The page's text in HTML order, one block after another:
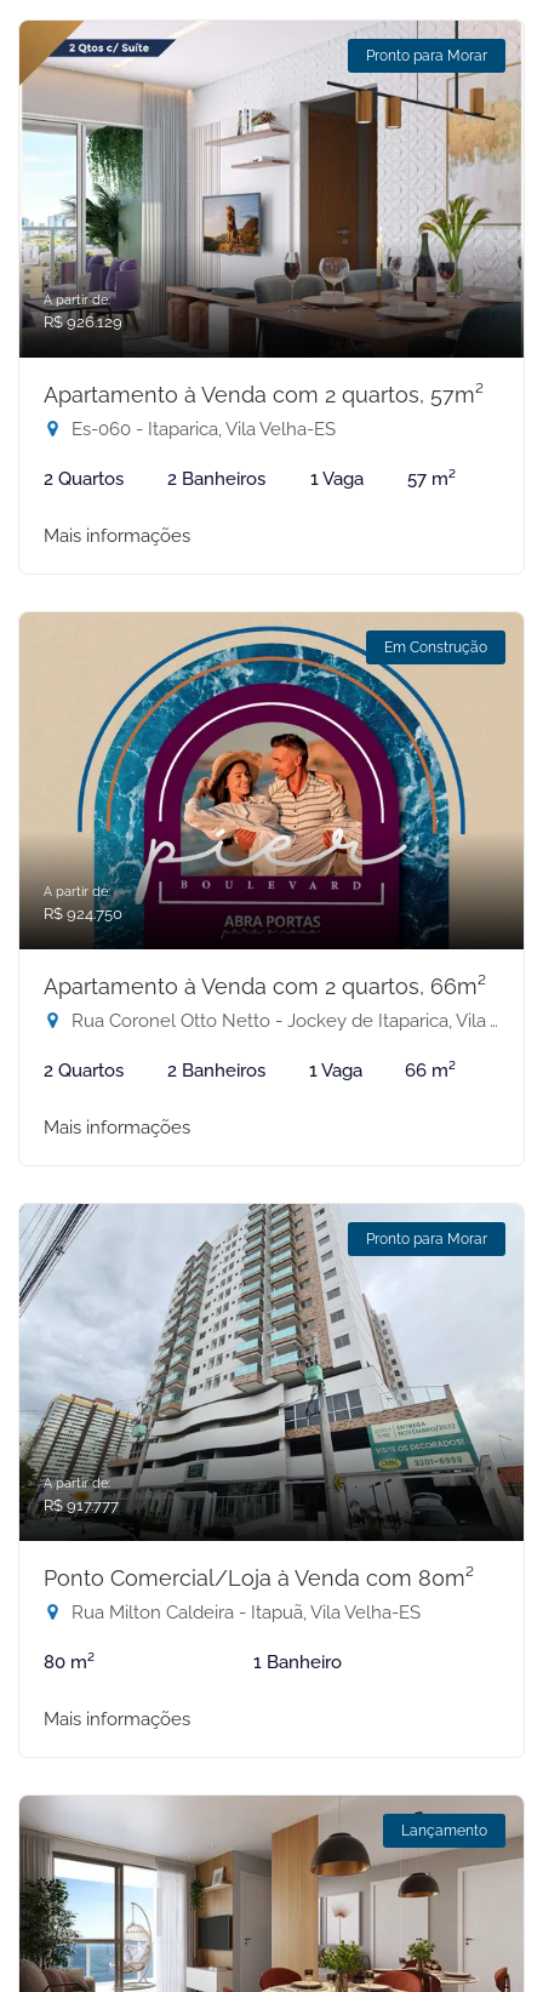
Pronto para Morar
A partir de:
R$ 926.129
Apartamento à Venda com 2 quartos, 57m²
Es-060 - Itaparica, Vila Velha-ES
2 Quartos 2 Banheiros 1 Vaga 57 m²
Mais informações
Em Construção
A partir de:
R$ 924.750
Apartamento à Venda com 2 quartos, 66m²
Rua Coronel Otto Netto - Jockey de Itaparica, Vila Velha-ES
2 Quartos 2 Banheiros 1 Vaga 66 m²
Mais informações
Pronto para Morar
A partir de:
R$ 917.777
Ponto Comercial/Loja à Venda com 80m²
Rua Milton Caldeira - Itapuã, Vila Velha-ES
80 m² 1 Banheiro
Mais informações
Lançamento